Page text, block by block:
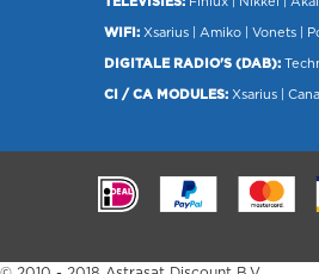
WIFI: Xsarius Amiko Vonets
DIGITALE RADIO'S (DAB):
CI / CA MODULES: Xsarius
.